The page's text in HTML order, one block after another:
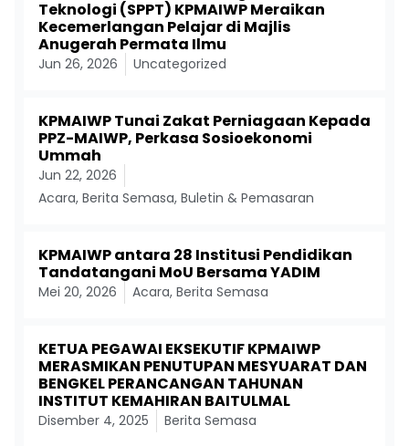
Teknologi (SPPT) KPMAIWP Meraikan
Kecemerlangan Pelajar di Majlis
Anugerah Permata Ilmu
Jun 26, 2026 Uncategorized
KPMAIWP Tunai Zakat Perniagaan Kepada
PPZ-MAIWP, Perkasa Sosioekonomi
Ummah
Jun 22, 2026
Acara, Berita Semasa, Buletin & Pemasaran
KPMAIWP antara 28 Institusi Pendidikan
Tandatangani MoU Bersama YADIM
Mei 20, 2026 Acara, Berita Semasa
KETUA PEGAWAI EKSEKUTIF KPMAIWP
MERASMIKAN PENUTUPAN MESYUARAT DAN
BENGKEL PERANCANGAN TAHUNAN
INSTITUT KEMAHIRAN BAITULMAL
Disember 4, 2025 Berita Semasa